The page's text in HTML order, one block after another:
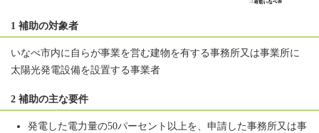
1 補助の対象者
いなべ市内に自らが事業を営む建物を有する事務所又は事業所に
太陽光発電設備を設置する事業者
2 補助の主な要件
発電した電力量の50パーセント以上を、申請した事務所又は事